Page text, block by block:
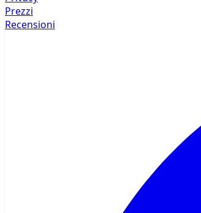
Prezzi
Recensioni